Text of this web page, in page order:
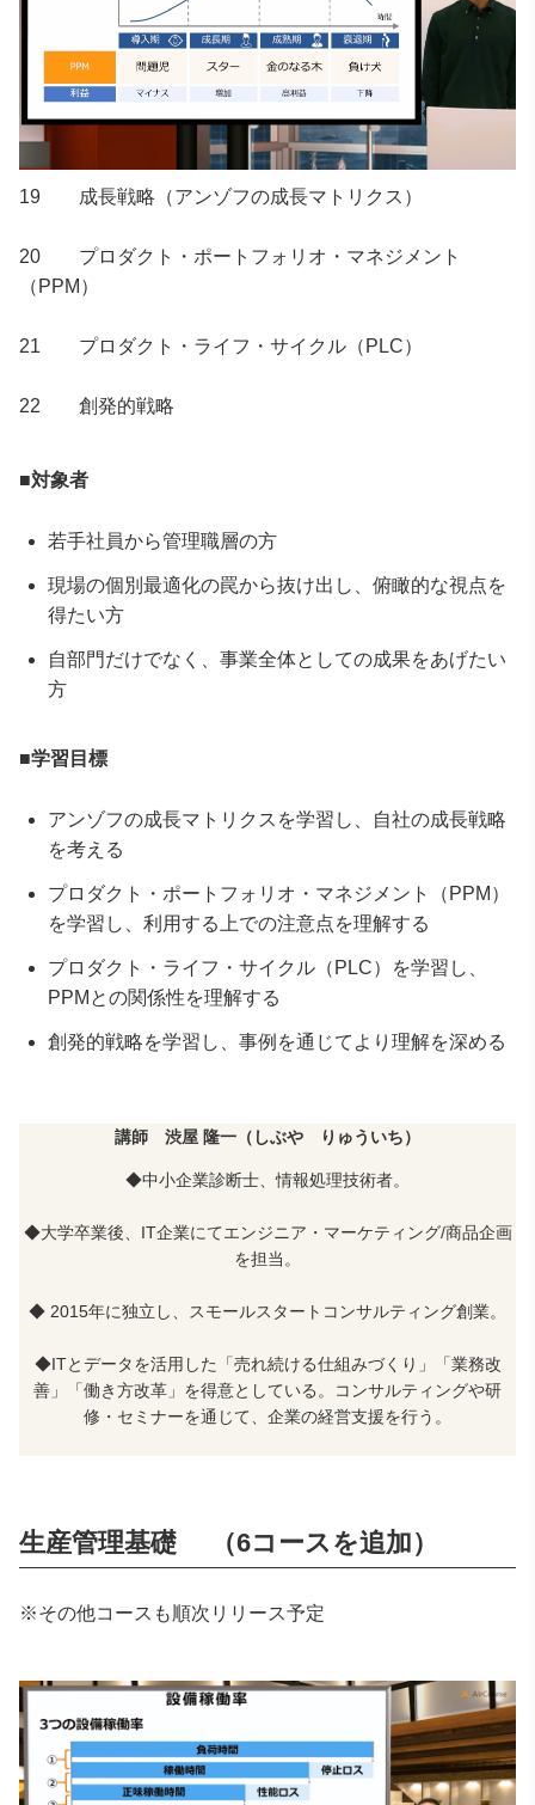
19 成長戦略（アンゾフの成長マトリクス）
20 プロダクト・ポートフォリオ・マネジメント
（PPM）
21 プロダクト・ライフ・サイクル（PLC）
22 創発的戦略
■対象者
若手社員から管理職層の方
現場の個別最適化の罠から抜け出し、俯瞰的な視点を
得たい方
自部門だけでなく、事業全体としての成果をあげたい
方
■学習目標
アンゾフの成長マトリクスを学習し、自社の成長戦略
を考える
プロダクト・ポートフォリオ・マネジメント（PPM）
を学習し、利用する上での注意点を理解する
プロダクト・ライフ・サイクル（PLC）を学習し、
PPMとの関係性を理解する
創発的戦略を学習し、事例を通じてより理解を深める
講師 渋屋 隆一（しぶや りゅういち）
◆中小企業診断士、情報処理技術者。
◆大学卒業後、IT企業にてエンジニア・マーケティング/商品企画
を担当。
◆ 2015年に独立し、スモールスタートコンサルティング創業。
◆ITとデータを活用した「売れ続ける仕組みづくり」「業務改
善」「働き方改革」を得意としている。コンサルティングや研
修・セミナーを通じて、企業の経営支援を行う。
生産管理基礎 （6コースを追加）
※その他コースも順次リリース予定